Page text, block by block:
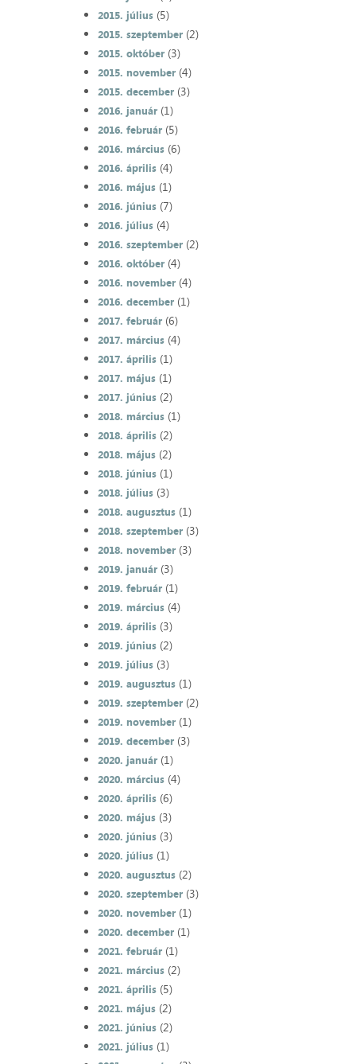
2015. július(5)
2015. szeptember(2)
2015. október(3)
2015. november(4)
2015. december(3)
2016. január(1)
2016. február(5)
2016. március(6)
2016. április(4)
2016. május(1)
2016. június(7)
2016. július(4)
2016. szeptember(2)
2016. október(4)
2016. november(4)
2016. december(1)
2017. február(6)
2017. március(4)
2017. április(1)
2017. május(1)
2017. június(2)
2018. március(1)
2018. április(2)
2018. május(2)
2018. június(1)
2018. július(3)
2018. augusztus(1)
2018. szeptember(3)
2018. november(3)
2019. január(3)
2019. február(1)
2019. március(4)
2019. április(3)
2019. június(2)
2019. július(3)
2019. augusztus(1)
2019. szeptember(2)
2019. november(1)
2019. december(3)
2020. január(1)
2020. március(4)
2020. április(6)
2020. május(3)
2020. június(3)
2020. július(1)
2020. augusztus(2)
2020. szeptember(3)
2020. november(1)
2020. december(1)
2021. február(1)
2021. március(2)
2021. április(5)
2021. május(2)
2021. június(2)
2021. július(1)